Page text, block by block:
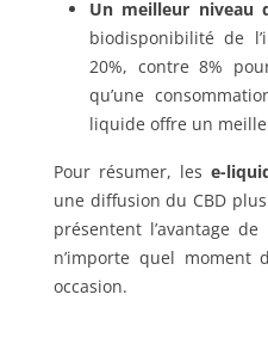
Un meilleur niveau
biodisponibilité de
20%, contre 8%
qu’une
liquide offre un
Pour résumer, les e-
une diffusion du CBD
présentent l’avantage
n’importe quel
occasion.